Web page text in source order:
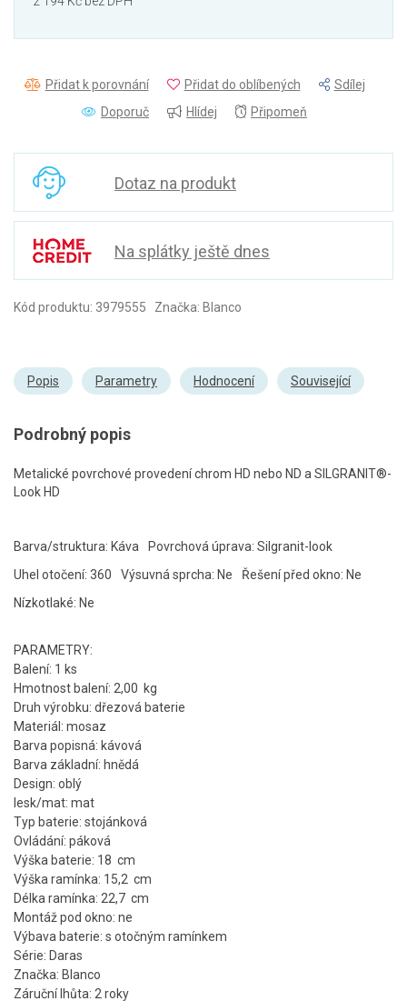
Přidat k porovnání Přidat do oblíbených
Sdílej
Doporuč
Hlídej Připomeň
Dotaz na produkt
Na splátky ještě dnes
Kód produktu: 3979555 Značka: Blanco
Popis Parametry Hodnocení Související
Podrobný popis
Metalické povrchové provedení chrom HD nebo ND a SILGRANIT®-
Look HD
Barva/struktura: Káva
Povrchová úprava: Silgranit-look
Uhel otočení: 360
Výsuvná sprcha: Ne
Řešení před okno: Ne
Nízkotlaké: Ne
PARAMETRY:
Balení: 1 ks
Hmotnost balení: 2,00 kg
Druh výrobku: dřezová baterie
Materiál: mosaz
Barva popisná: kávová
Barva základní: hnědá
Design: oblý
lesk/mat: mat
Typ baterie: stojánková
Ovládání: páková
Výška baterie: 18 cm
Výška ramínka: 15,2 cm
Délka ramínka: 22,7 cm
Montáž pod okno: ne
Výbava baterie: s otočným ramínkem
Série: Daras
Značka: Blanco
Záruční lhůta: 2 roky